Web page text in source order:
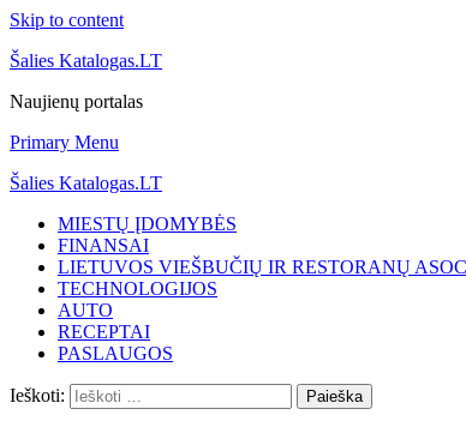
Skip to content
Šalies Katalogas.LT
Naujienų portalas
Primary Menu
Šalies Katalogas.LT
MIESTŲ ĮDOMYBĖS
FINANSAI
LIETUVOS VIEŠBUČIŲ IR RESTORANŲ
TECHNOLOGIJOS
AUTO
RECEPTAI
PASLAUGOS
Ieškoti: